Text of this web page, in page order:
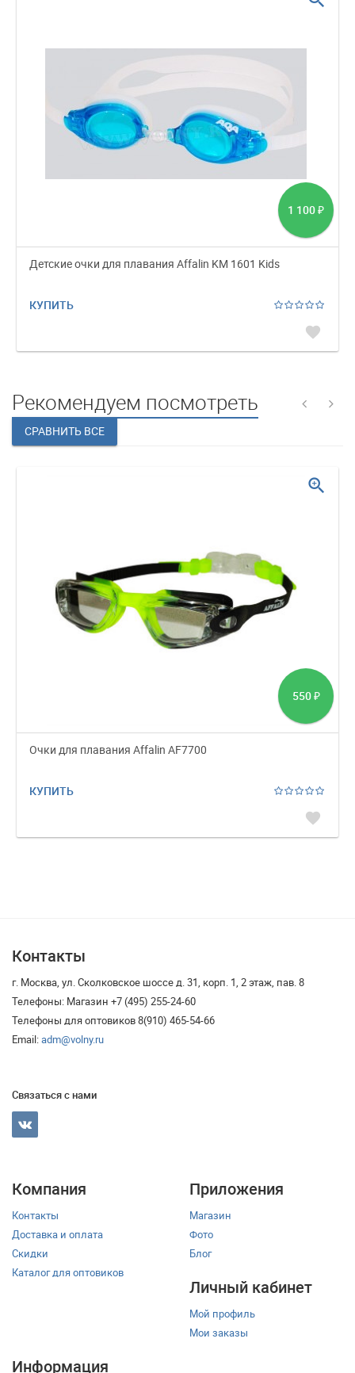
1 100 ₽
Детские очки для плавания Affalin KM 1601 Kids
КУПИТЬ
favorite
Рекомендуем посмотреть
550 ₽
Очки для плавания Affalin AF7700
КУПИТЬ
favorite
zoom_in
Контакты
г. Москва, ул. Сколковское шоссе д. 31, корп. 1, 2 этаж, пав. 8
Телефоны: Магазин +7 (495) 255-24-60
Телефоны для оптовиков 8(910) 465-54-66
Email:adm@volny.ru
Связаться с нами
Компания
Контакты
Доставка и оплата
Скидки
Каталог для оптовиков
Приложения
Магазин
Фото
Блог
Личный кабинет
Мой профиль
Мои заказы
Информация